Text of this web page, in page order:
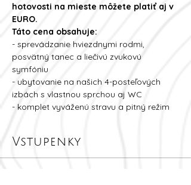
hotovosti na mieste môžete platiť aj v
EURO.
Táto cena obsahuje:
- sprevádzanie hviezdnymi rodmi,
posvätný tanec a liečivú zvukovú
symfóniu
- ubytovanie na našich 4-posteľových
izbách s vlastnou sprchou aj WC
- komplet vyváženú stravu a pitný režim
Vstupenky